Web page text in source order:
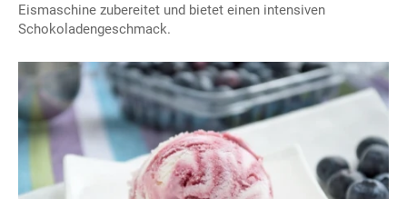
Eismaschine zubereitet und bietet einen intensiven
Schokoladengeschmack.